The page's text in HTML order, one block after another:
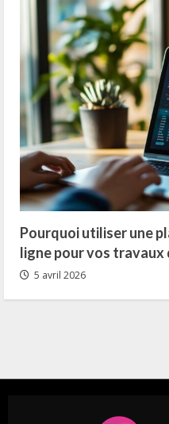
Pourquoi utiliser une
ligne pour vos
5 avril 2026